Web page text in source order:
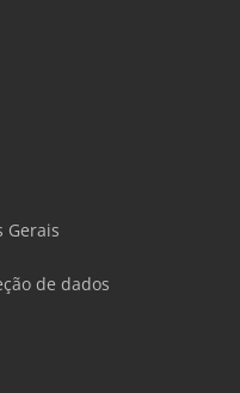
Gerais
de dados